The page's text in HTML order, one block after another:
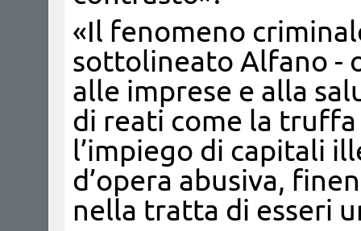
«Il fenomeno
sottolineato Alfano -
alle imprese e alla
di reati come la
l’impiego di capitali
d’opera abusiva,
nella tratta di esseri